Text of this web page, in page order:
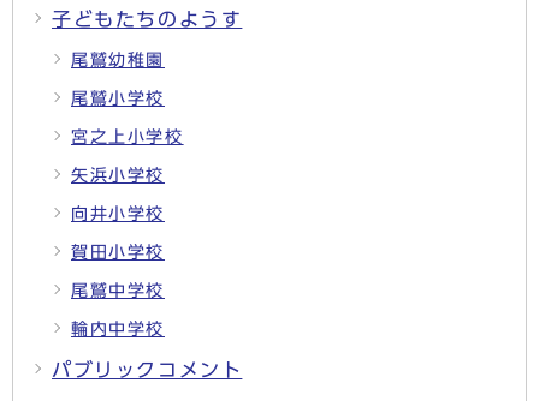
子どもたちのようす
尾鷲幼稚園
尾鷲小学校
宮之上小学校
矢浜小学校
向井小学校
賀田小学校
尾鷲中学校
輪内中学校
パブリックコメント